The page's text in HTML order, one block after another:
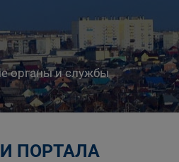
органы и службы
ПОРТАЛА